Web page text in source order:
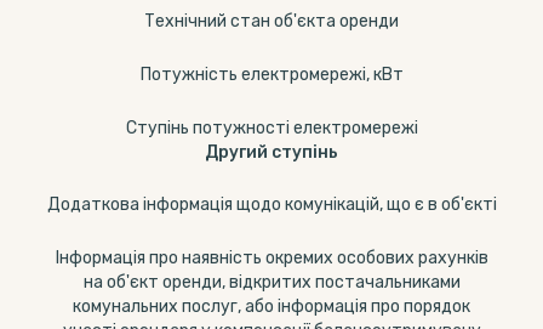
Технічний стан об'єкта оренди
Потужність електромережі, кВт
Ступінь потужності електромережі
Другий ступінь
Додаткова інформація щодо комунікацій, що є в об'єкті
Інформація про наявність окремих особових рахунків
на об'єкт оренди, відкритих постачальниками
комунальних послуг, або інформація про порядок